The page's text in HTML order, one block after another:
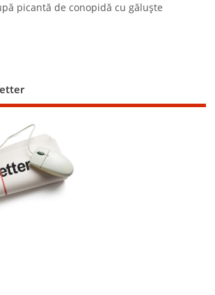
picantă de conopidă cu găluşte